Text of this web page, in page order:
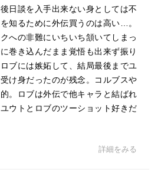
日談を入手出来ない身としては不
知るために外伝買うのは高い…。
への非難にいちいち頷いてしまっ
巻き込んだまま覚悟も出来ず振り
ブには嫉妬して、結局最後までユ
け身だったのが残念。コルブスや
。ロブは外伝で他キャラと結ばれ
ウトとロブのツーショット好きだ
詳細をみる